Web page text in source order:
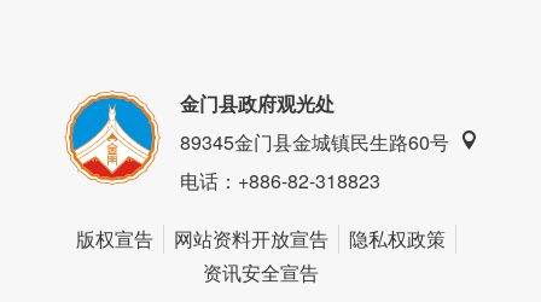
金门县政府观光处
89345金门县金城镇民生路60号
电话：+886-82-318823
版权宣告 网站资料开放宣告
隐私权政策
资讯安全宣告